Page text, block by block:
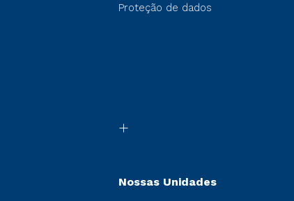
Proteção de dados
Nossas Unidades